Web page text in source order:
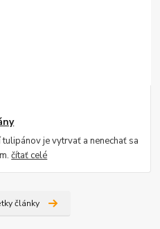
je vytrvať a nenechať sa
čítať celé
články